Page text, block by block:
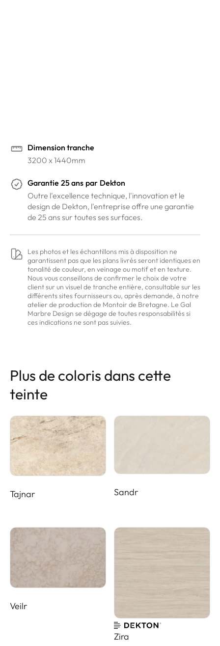
Dimension tranche
3200 x 1440mm
Garantie 25 ans par Dekton
Outre l'excellence technique, l'innovation et le
design de Dekton, l'entreprise offre une garantie
de 25 ans sur toutes ses surfaces.
Les photos et les échantillons mis à disposition ne
garantissent pas que les plans livrés seront identiques en
tonalité de couleur, en veinage ou motif et en texture.
Nous vous conseillons de confirmer le choix de votre
client sur un visuel de tranche entière, consultable sur les
différents sites fournisseurs ou, après demande, à notre
atelier de production de Montoir de Bretagne. Le Gal
Marbre Design se dégage de toutes responsabilités si
ces indications ne sont pas suivies.
Plus de coloris dans cette
teinte
Tajnar Sandr
Veilr
Zira